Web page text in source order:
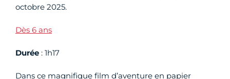
octobre 2025.
Dès 6 ans
Durée : 1h17
Dans ce magnifique film d’aventure en papier